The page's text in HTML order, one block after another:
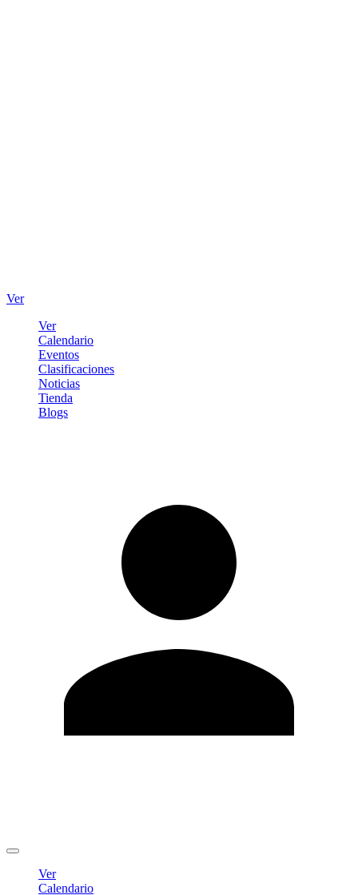
Ver
Ver
Calendario
Eventos
Clasificaciones
Noticias
Tienda
Blogs
Ver
Calendario